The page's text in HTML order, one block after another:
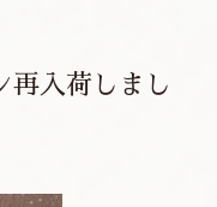
入荷しまし